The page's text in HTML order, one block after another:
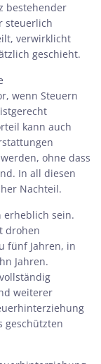
bestehender
steuerlich
verwirklicht
geschieht.
wenn Steuern
kann auch
ohne dass
In all diesen
Nachteil.
erheblich sein.
drohen
fünf Jahren, in
Jahren.
weiterer
geschützten